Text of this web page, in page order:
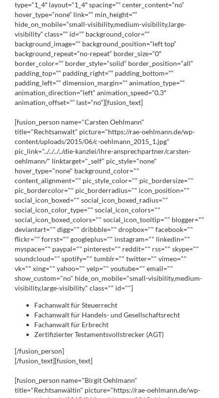
type=“1_4″ layout=“1_4″ spacing=““ center_content=“no“
hover_type=“none“ link=““ min_height=““
hide_on_mobile=“small-visibility,medium-visibility,large-
visibility“ class=““ id=““ background_color=““
background_image=““ background_position=“left top“
background_repeat=“no-repeat“ border_size=“0″
border_color=““ border_style=“solid“ border_position=“all“
padding_top=““ padding_right=““ padding_bottom=““
padding_left=““ dimension_margin=““ animation_type=““
animation_direction=“left“ animation_speed=“0.3″
animation_offset=““ last=“no“][fusion_text]
[fusion_person name="Carsten Oehlmann"
title="Rechtsanwalt" picture="https://rae-oehlmann.de/wp-
content/uploads/2015/06/c-oehlmann_2015_1.jpg"
pic_link="../../../../die-kanzlei/ihre-ansprechpartner/carsten-
oehlmann/" linktarget="_self" pic_style="none"
hover_type="none" background_color=""
content_alignment="" pic_style_color="" pic_bordersize=""
pic_bordercolor="" pic_borderradius="" icon_position=""
social_icon_boxed="" social_icon_boxed_radius=""
social_icon_color_type="" social_icon_colors=""
social_icon_boxed_colors="" social_icon_tooltip="" blogger=""
deviantart="" digg="" dribbble="" dropbox="" facebook=""
flickr="" forrst="" googleplus="" instagram="" linkedin=""
myspace="" paypal="" pinterest="" reddit="" rss="" skype=""
soundcloud="" spotify="" tumblr="" twitter="" vimeo=""
vk="" xing="" yahoo="" yelp="" youtube="" email=""
show_custom="no" hide_on_mobile="small-visibility,medium-
visibility,large-visibility" class="" id=""]
Fachanwalt für Steuerrecht
Fachanwalt für Handels- und Gesellschaftsrecht
Fachanwalt für Erbrecht
Zertifizierter Testamentsvollstrecker (AGT)
[/fusion_person]
[/fusion_text][fusion_text]
[fusion_person name="Birgit Oehlmann"
title="Rechtsanwältin" picture="https://rae-oehlmann.de/wp-